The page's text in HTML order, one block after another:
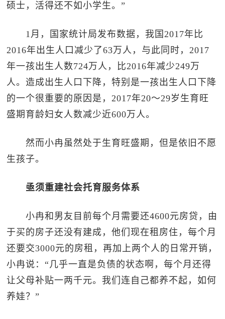
硕士，活得还不如小学生。”
1月，国家统计局发布数据，我国2017年比
2016年出生人口减少了63万人，与此同时，2017
年一孩出生人数724万人，比2016年减少249万
人。造成出生人口下降，特别是一孩出生人口下降
的一个很重要的原因是，2017年20～29岁生育旺
盛期育龄妇女人数减少近600万人。
然而小冉虽然处于生育旺盛期，但是依旧不愿
生孩子。
亟须重建社会托育服务体系
小冉和男友目前每个月需要还4600元房贷，由
于买的房子还没有建成，他们现在租房住，每个月
还要交3000元的房租，再加上两个人的日常开销，
小冉说：“几乎一直是负债的状态啊，每个月还得
让父母补贴一两千元。我们连自己都养不起，如何
养娃？”